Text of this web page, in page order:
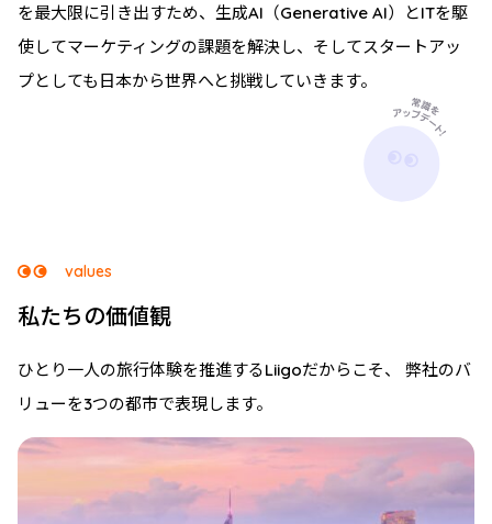
を最大限に引き出すため、生成AI（Generative AI）とITを駆
使してマーケティングの課題を解決し、そしてスタートアッ
プとしても日本から世界へと挑戦していきます。
values
私たちの価値観
ひとり一人の旅行体験を推進するLiigoだからこそ、
弊社のバ
リューを3つの都市で表現します。